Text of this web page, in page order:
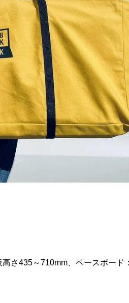
さ435～710mm、ベースボード